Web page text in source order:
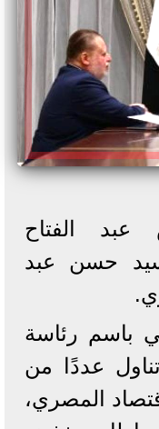
عبد الفتاح
حسن عبد
باسم رئاسة
عددًا من
المصري،